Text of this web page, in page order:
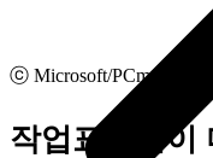
ⓒ Microsoft/PCmag
작업표시줄이